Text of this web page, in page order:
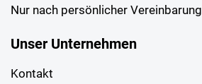
Nur nach persönlicher Vereinbarung
Unser Unternehmen
Kontakt